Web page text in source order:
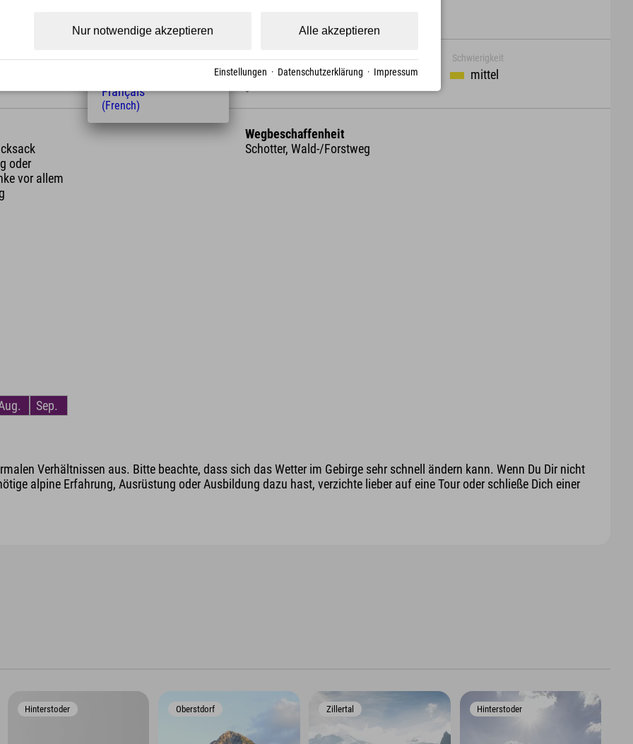
Länge Höhenmeter Schwierigkeit
mittel
oder
vor allem
Sep.
Wegbeschaffenheit
Schotter, Wald-/Forstweg
Verhältnissen aus. Bitte beachte, dass sich das Wetter im Gebirge sehr schnell ändern kann. Wenn Du Dir nicht
alpine Erfahrung, Ausrüstung oder Ausbildung dazu hast, verzichte lieber auf eine Tour oder schließe Dich einer
Hinterstoder Oberstdorf Zillertal Hinterstoder
Alle akzeptieren
Nur notwendige akzeptieren
Einstellungen · Datenschutzerklärung · Impressum
Magyar
Nederlands
Français
(French)